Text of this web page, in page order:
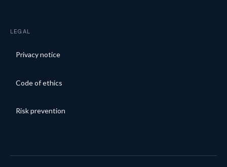
LEGAL
Privacy notice
Code of ethics
Risk prevention